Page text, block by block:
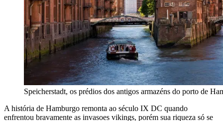
Speicherstadt, os prédios dos antigos armazéns do porto de
A história de Hamburgo remonta ao século IX DC quando
enfrentou bravamente as invasoes vikings, porém sua riqueza só se